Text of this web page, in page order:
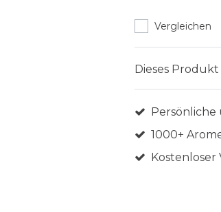
Vergleichen
Dieses
1000+
Kostenloser